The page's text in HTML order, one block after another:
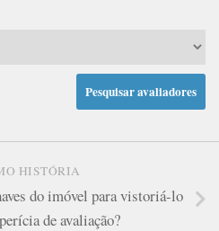
HISTÓRIA
do imóvel para vistoriá-lo
de avaliação?